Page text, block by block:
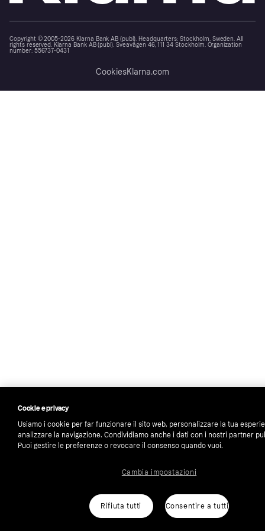
Copyright © 2005-2026 Klarna Bank AB (publ). Headquarters: Stockholm, Sweden. All
rights reserved. Klarna Bank AB (publ). Sveavägen 46, 111 34 Stockholm. Organization
number: 556737-0431
CookiesKlarna.com
Cookie e privacy
Usiamo i cookie per far funzionare il sito web, personalizzare la tua
analizzare la navigazione. Condividiamo anche i dati con i nostri partner
Puoi gestire le preferenze o revocare il consenso quando vuoi.
Rifiuta tutti Consentire a tutti
Cambia impostazioni